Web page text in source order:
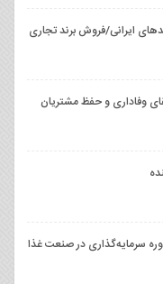
ایرانی/فروش برند تجاری